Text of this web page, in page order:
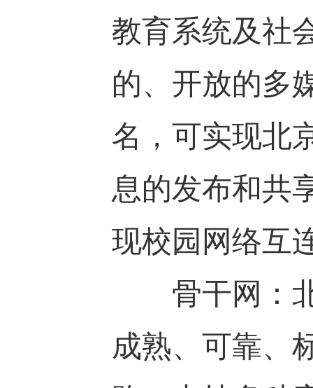
教育系统及社
的、开放的多
名，可实现北
息的发布和共
现校园网络互
骨干网：北
成熟、可靠、